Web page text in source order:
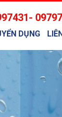
DỤNG